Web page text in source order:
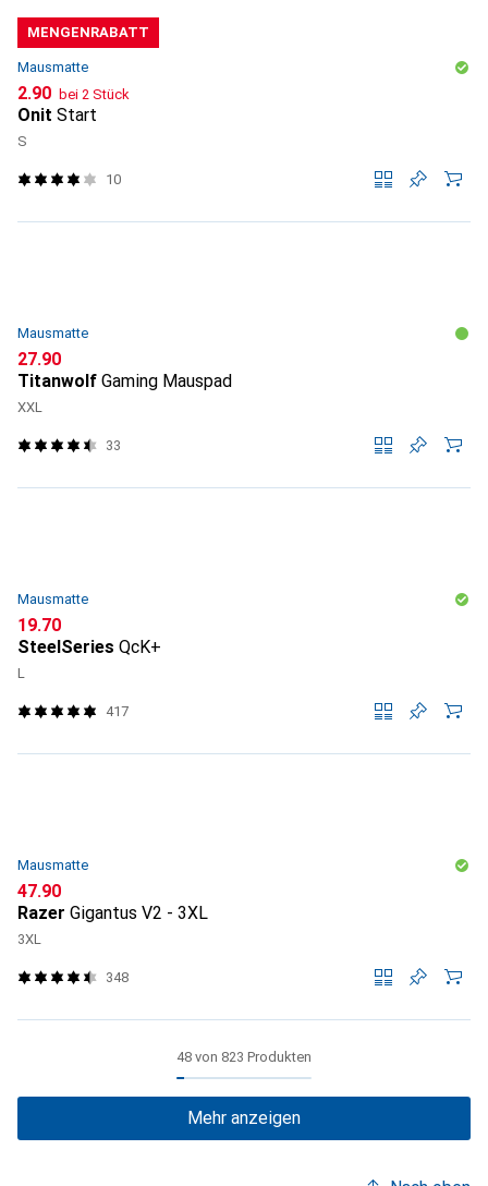
MENGENRABATT
Mausmatte
CHF
2.90 bei 2 Stück
Onit Start
S
10
Mausmatte
CHF
27.90
Titanwolf Gaming Mauspad
XXL
33
Mausmatte
CHF
19.70
SteelSeries QcK+
L
417
Mausmatte
CHF
47.90
Razer Gigantus V2 - 3XL
3XL
348
48 von 823 Produkten
Mehr anzeigen